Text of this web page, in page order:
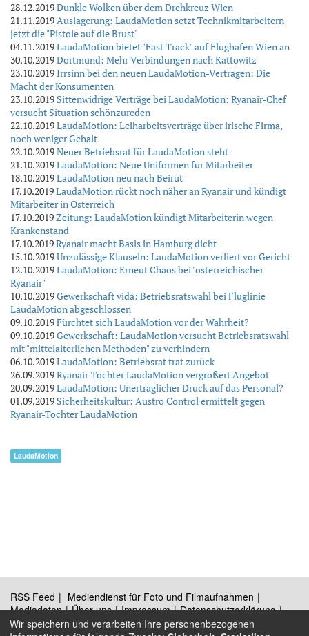
28.12.2019Dunkle Wolken über dem Drehkreuz Wien
21.11.2019Auslagerung: LaudaMotion setzt Technikmitarbeitern
jetzt die "Pistole auf die Brust"
04.11.2019LaudaMotion bietet "Fast Track" auf Flughafen Wien an
30.10.2019Dortmund: Mehr Verbindungen nach Kattowitz
23.10.2019Irrsinn bei den neuen LaudaMotion-Verträgen: Die
Macht der Konsumenten
23.10.2019 Sittenwidrige Verträge bei LaudaMotion: Ryanair-Chef
versucht Situation schönzureden
22.10.2019LaudaMotion: Leiharbeitsverträge über irische Firma,
noch weniger Gehalt
22.10.2019Neuer Betriebsrat für LaudaMotion steht
21.10.2019LaudaMotion: Neue Uniformen für Mitarbeiter
18.10.2019LaudaMotion neu nach Beirut
17.10.2019LaudaMotion rückt noch näher an Ryanair und kündigt
Mitarbeiter in Österreich
17.10.2019Zeitung: LaudaMotion kündigt Mitarbeiterin wegen
Krankenstand
17.10.2019Ryanair macht Basis in Hamburg dicht
15.10.2019Unzulässige Klauseln: LaudaMotion verliert vor Gericht
12.10.2019LaudaMotion: Erneut Chaos bei "österreichischer
Ryanair"
10.10.2019Gewerkschaft vida: Betriebsratswahl bei Fluglinie
LaudaMotion abgeschlossen
09.10.2019Fürchtet sich LaudaMotion vor der Wahrheit?
09.10.2019Gewerkschaft: LaudaMotion versucht Betriebsratswahl
mit "mittelalterlichen Methoden" zu verhindern
06.10.2019LaudaMotion: Betriebsrat trat zurück
26.09.2019Ryanair-Tochter LaudaMotion vergrößert Angebot
20.09.2019LaudaMotion: Unerträglicher Druck auf das Personal?
01.09.2019 Sicherheitskultur: Austro Control ermittelt gegen
Ryanair-Tochter LaudaMotion
LaudaMotion
RSS Feed
Mediendienst für Foto und Filmaufnahmen
Mediadaten
Über uns Impressum
Datenschutzerklärung
Kontakt
Wir speichern und verarbeiten Ihre personenbezogenen